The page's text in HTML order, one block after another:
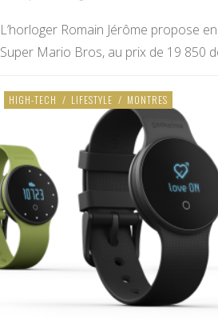
L’horloger Romain Jérôme propose
Super Mario Bros, au prix de 19 850
HIGH-TECH / LIFESTYLE / MONTRES